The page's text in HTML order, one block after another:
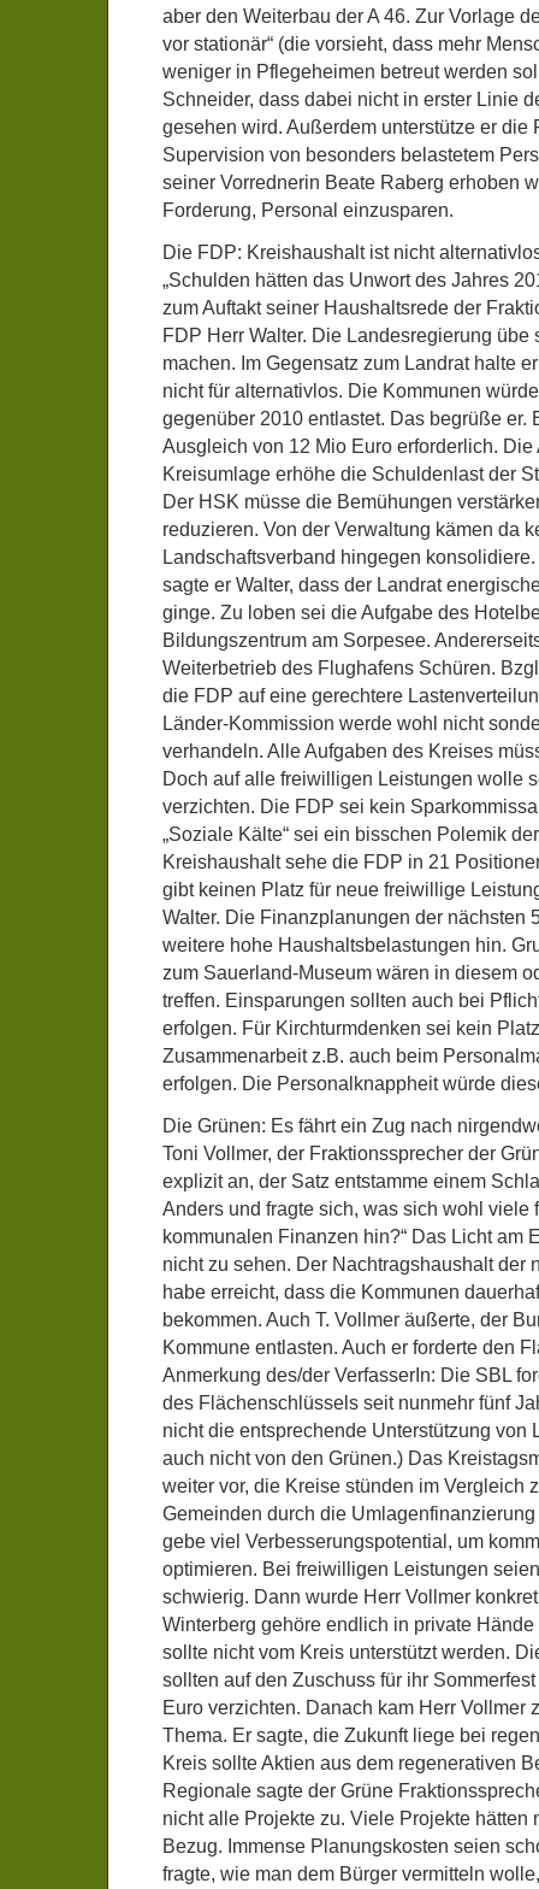
aber den Weiterbau der A 46. Zur Vorlage
vor stationär“ (die vorsieht, dass mehr
weniger in Pflegeheimen betreut werden
Schneider, dass dabei nicht in erster Linie
gesehen wird. Außerdem unterstütze er die
Supervision von besonders belastetem
seiner Vorrednerin Beate Raberg erhoben
Forderung, Personal einzusparen.
Die FDP: Kreishaushalt ist nicht
„Schulden hätten das Unwort des Jahres
zum Auftakt seiner Haushaltsrede der
FDP Herr Walter. Die Landesregierung
machen. Im Gegensatz zum Landrat halte
nicht für alternativlos. Die Kommunen
gegenüber 2010 entlastet. Das begrüße er.
Ausgleich von 12 Mio Euro erforderlich. Die
Kreisumlage erhöhe die Schuldenlast der
Der HSK müsse die Bemühungen
reduzieren. Von der Verwaltung kämen da
Landschaftsverband hingegen
sagte er Walter, dass der Landrat
ginge. Zu loben sei die Aufgabe des
Bildungszentrum am Sorpesee.
Weiterbetrieb des Flughafens Schüren.
die FDP auf eine gerechtere
Länder-Kommission werde wohl nicht
verhandeln. Alle Aufgaben des Kreises
Doch auf alle freiwilligen Leistungen wolle
verzichten. Die FDP sei kein
„Soziale Kälte“ sei ein bisschen Polemik
Kreishaushalt sehe die FDP in 21
gibt keinen Platz für neue freiwillige
Walter. Die Finanzplanungen der nächsten
weitere hohe Haushaltsbelastungen hin.
zum Sauerland-Museum wären in diesem
treffen. Einsparungen sollten auch bei
erfolgen. Für Kirchturmdenken sei kein
Zusammenarbeit z.B. auch beim
erfolgen. Die Personalknappheit würde
Die Grünen: Es fährt ein Zug nach
Toni Vollmer, der Fraktionssprecher der
explizit an, der Satz entstamme einem
Anders und fragte sich, was sich wohl viele
kommunalen Finanzen hin?“ Das Licht am
nicht zu sehen. Der Nachtragshaushalt der
habe erreicht, dass die Kommunen
bekommen. Auch T. Vollmer äußerte, der
Kommune entlasten. Auch er forderte den
Anmerkung des/der VerfasserIn: Die SBL
des Flächenschlüssels seit nunmehr fünf
nicht die entsprechende Unterstützung von
auch nicht von den Grünen.) Das
weiter vor, die Kreise stünden im Vergleich
Gemeinden durch die
gebe viel Verbesserungspotential, um
optimieren. Bei freiwilligen Leistungen
schwierig. Dann wurde Herr Vollmer
Winterberg gehöre endlich in private
sollte nicht vom Kreis unterstützt werden.
sollten auf den Zuschuss für ihr
Euro verzichten. Danach kam Herr Vollmer
Thema. Er sagte, die Zukunft liege bei
Kreis sollte Aktien aus dem regenerativen
Regionale sagte der Grüne
nicht alle Projekte zu. Viele Projekte hätten
Bezug. Immense Planungskosten seien
fragte, wie man dem Bürger vermitteln